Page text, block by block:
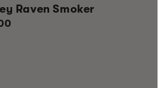
Raven Smoker